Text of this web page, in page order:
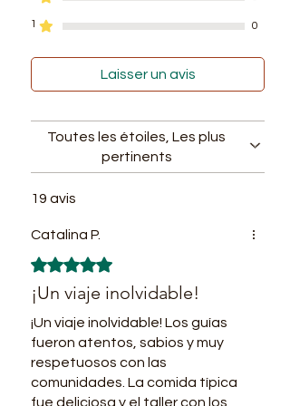
https://www.tarapotoamazonasj
climate-seasons to make sure if
this would be part of your
experience). During dry season
we visit the Amazon
River beaches which are also a
great landscape to watch.
Dolphins watching
Visit indigenous village to
support local innitiatives.
Traditional Lunch.
Jungle trek to recognize La
Ceiba, mythology tree and other
species.
1 0
Laisser un avis
Toutes les étoiles, Les plus
pertinents
19 avis
Catalina P.
Noté 5 sur 5.
¡Un viaje inolvidable!
¡Un viaje inolvidable! Los guías
fueron atentos, sabios y muy
respetuosos con las
comunidades. La comida típica
fue deliciosa y el taller con los